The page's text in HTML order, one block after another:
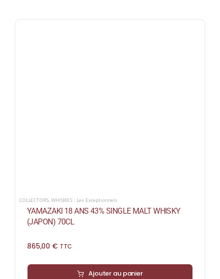
COLLECTORS,WHISKIES : Les Exceptionnels
YAMAZAKI 18 ANS 43% SINGLE MALT WHISKY
(JAPON) 70CL
865,00 € TTC
Ajouter au panier